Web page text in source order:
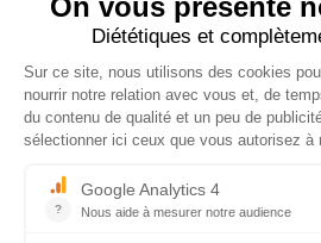
Audition Conseil
27 MARS 2024